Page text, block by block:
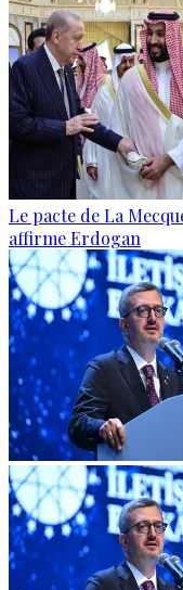
Le pacte de La
affirme Erdogan